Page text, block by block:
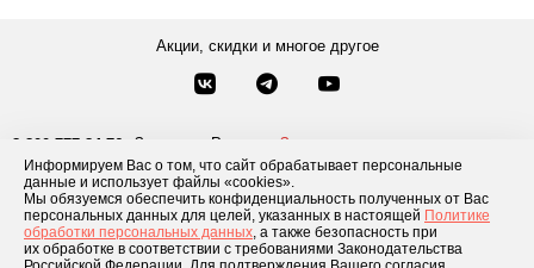
Информируем Вас о том, что сайт обрабатывает персональные
данные и использует файлы «cookies».
Мы обязуемся обеспечить конфиденциальность полученных от Вас
персональных данных для целей, указанных в настоящей Политике
обработки персональных данных, а также безопасность при
их обработке в соответствии с требованиями Законодательства
Акции, скидки и многое другое
8-800-777-84-76 Звонки по России
Заказать звонок
8 495 181-69-06
Москва
Каталог товаров О компании Доставка и оплата Блог